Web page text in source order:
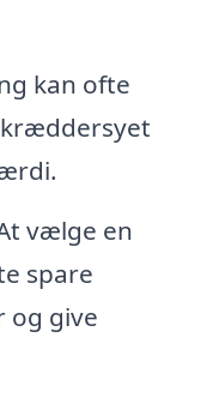
kan ofte
vælge en
spare
og give